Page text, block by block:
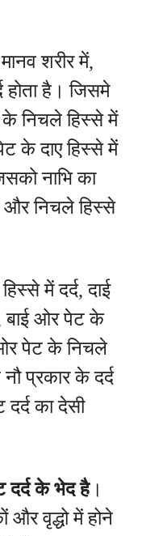
शरीर में,
है। जिसमे
के निचले हिस्से में
के दाए हिस्से में
नाभि का
और निचले हिस्से
में दर्द, दाई
बाई ओर पेट के
पेट के निचले
प्रकार के दर्द
का देसी
दर्द के भेद है।
और वृद्धो में होने